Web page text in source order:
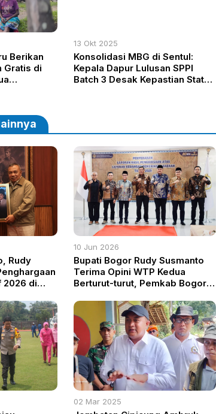
Berikan
Gratis di
13 Okt 2025
Konsolidasi MBG di Sentul:
Kepala Dapur Lulusan SPPI
Batch 3 Desak Kepastian Status
Rudy
2026 di
10 Jun 2026
Bupati Bogor Rudy Susmanto
Terima Opini WTP Kedua
Berturut-turut, Pemkab Bogor
Daerah
02 Mar 2025